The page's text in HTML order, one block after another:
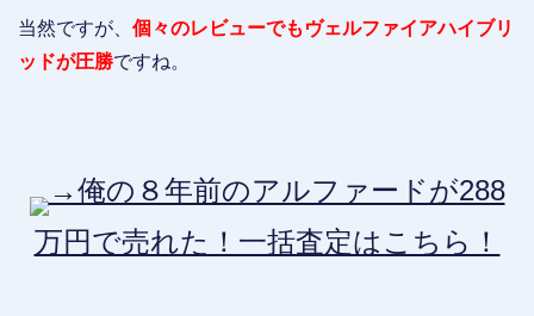
当然ですが、 個々のレビューでもヴェルファイアハイブリ
ッドが圧勝ですね。
→俺の８年前のアルファードが288
万円で売れた！一括査定はこちら！